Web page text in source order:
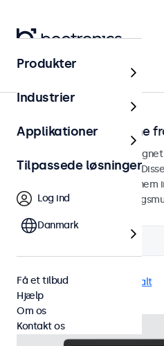
Hjem
Professionelle skærme
Professionelle skærme
udfordrende applikationer.
monteringsmuligheder for
samt et stort antal
VGA 13 tommer Fjern alt
Produkter
Industrier
Applikationer
Tilpassede løsninger
Log ind
Danmark
Få et tilbud
Hjælp
Om os
Kontakt os